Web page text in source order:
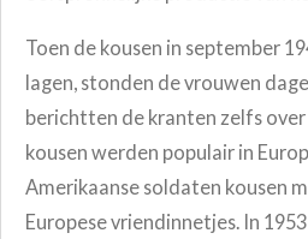
Toen de kousen in september
lagen, stonden de vrouwen
berichtten de kranten zelfs
kousen werden populair in
Amerikaanse soldaten kousen
Europese vriendinnetjes. In